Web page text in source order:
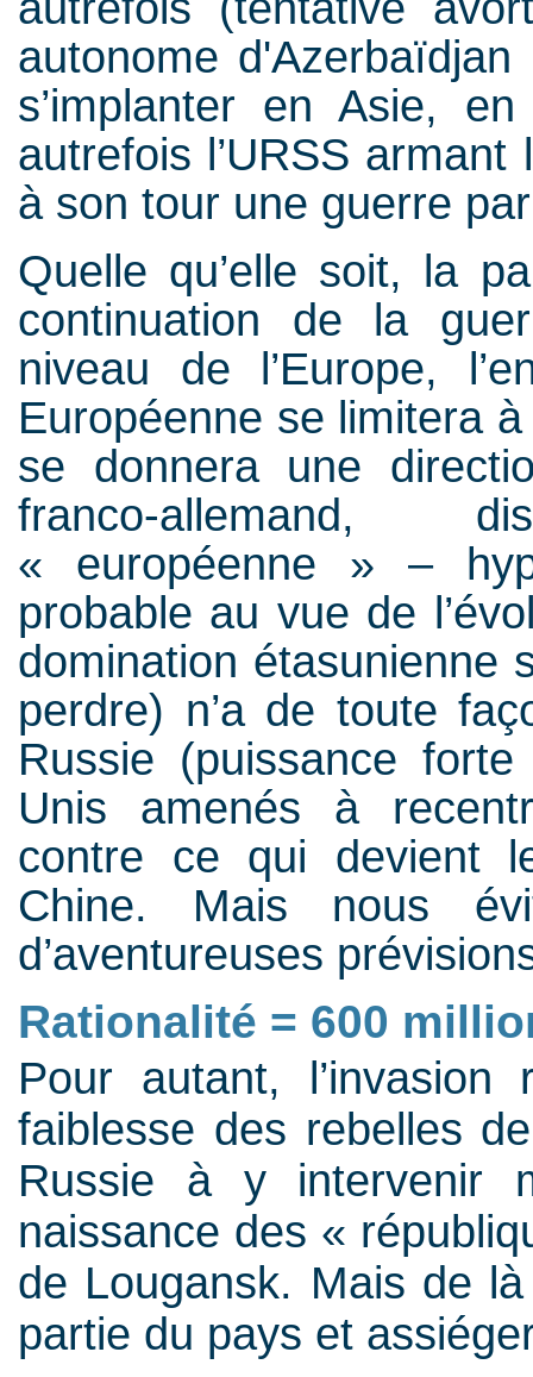
autonome
s’implanter en Asie,
autrefois l’URSS armant
à son tour une guerre
Quelle qu’elle soit, la
continuation de la
niveau de l’Europe,
Européenne se limitera
se donnera une
franco-allemand,
« européenne » –
probable au vue de
domination étasunienne
perdre) n’a de toute
Russie (puissance
Unis amenés à
contre ce qui devient
Chine. Mais nous
d’aventureuses
Rationalité = 600
Pour autant,
faiblesse des rebelles
Russie à y intervenir
naissance des «
de Lougansk. Mais de
partie du pays et